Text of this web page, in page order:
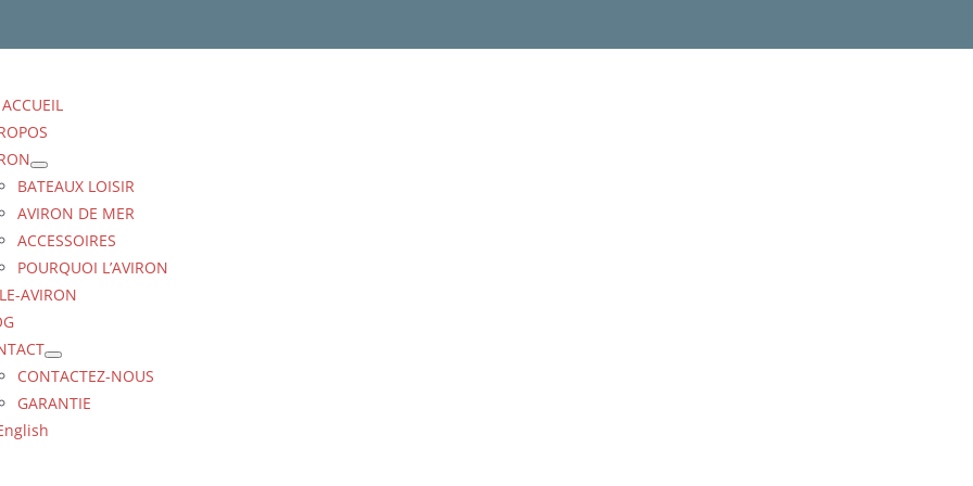
ACCUEIL
BATEAUX LOISIR
AVIRON DE MER
ACCESSOIRES
POURQUOI L’AVIRON
AVIRON
CONTACTEZ-NOUS
GARANTIE